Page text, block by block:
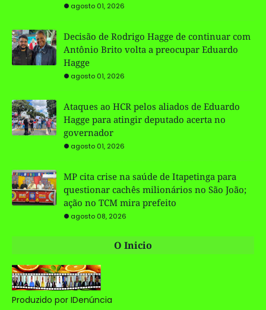
agosto 01, 2026
Decisão de Rodrigo Hagge de continuar com
Antônio Brito volta a preocupar Eduardo
Hagge
agosto 01, 2026
Ataques ao HCR pelos aliados de Eduardo
Hagge para atingir deputado acerta no
governador
agosto 01, 2026
MP cita crise na saúde de Itapetinga para
questionar cachês milionários no São João;
ação no TCM mira prefeito
agosto 08, 2026
O Inicio
Produzido por IDenúncia